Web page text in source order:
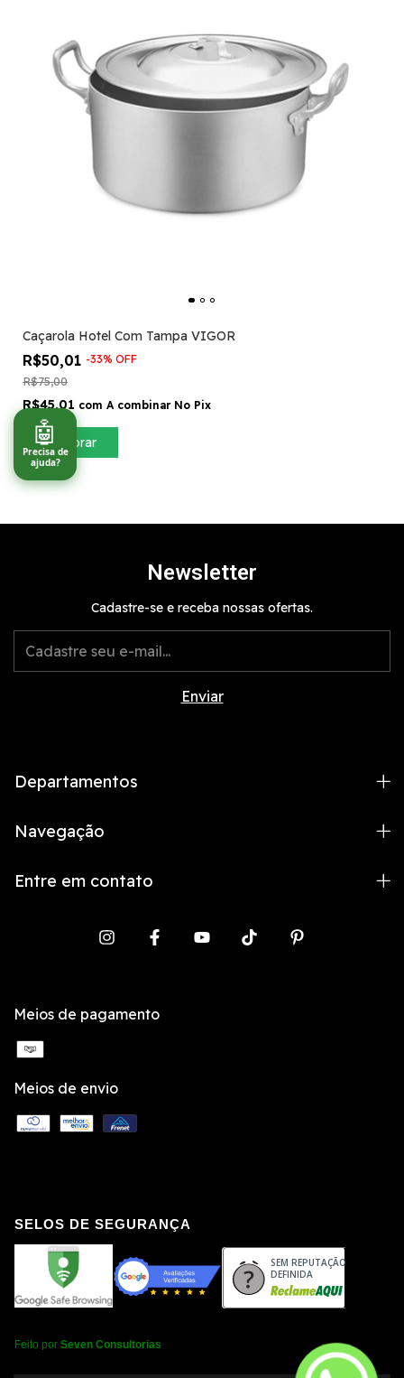
Caçarola Hotel Com Tampa VIGOR
R$50,01 -33% OFF
R$75,00
R$45,01 com A combinar No Pix
Comprar
Newsletter
Cadastre-se e receba nossas ofertas.
Departamentos
Navegação
Entre em contato
Meios de pagamento
Meios de envio
SELOS DE SEGURANÇA
SEM REPUTAÇÃO
DEFINIDA
Feito por Seven Consultorias
🤖
Precisa de
ajuda?